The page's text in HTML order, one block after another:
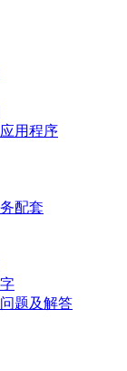
用程序
配套
题及解答